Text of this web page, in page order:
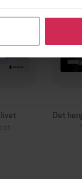
helst trekke